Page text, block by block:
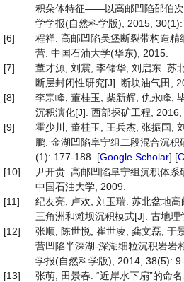
积朵体特征——以高邮凹陷邵伯
学学报(自然科学版), 2015, 30(1):
[6]
程祥. 高邮凹陷吴堡断裂带构造
营: 中国石油大学(华东), 2015.
[7]
董才源, 刘震, 李储华, 刘启东. 苏
断层封闭性研究[J]. 断块油气田,
[8]
李宗峰, 董桂玉, 柴新辉, 仇永峰,
沉积演化[J]. 西部探矿工程,
[9]
霍少川, 董桂玉, 王兵杰, 张振国,
鹏. 金湖凹陷阜宁组二段混合沉
(1): 177-188. [Google Scholar] [
[10]
尹开贵. 高邮凹陷阜宁组沉积体
中国石油大学, 2009.
[11]
纪友亮, 卢欢, 刘玉瑞. 苏北盆地
三角洲和滩坝沉积模式[J]. 古地
[12]
张顺, 陈世悦, 崔世凌, 龚文磊, 于
营凹陷半深湖-深湖细粒沉积岩岩
学报(自然科学版), 2014, 38(5): 9-
[13]
张萌, 田景春. “近岸水下扇”的命